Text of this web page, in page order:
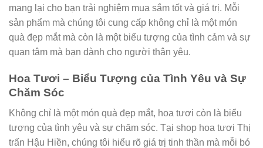
mang lại cho bạn trải nghiệm mua sắm tốt và giá trị. Mỗi
sản phẩm mà chúng tôi cung cấp không chỉ là một món
quà đẹp mắt mà còn là một biểu tượng của tình cảm và sự
quan tâm mà bạn dành cho người thân yêu.
Hoa Tươi – Biểu Tượng của Tình Yêu và Sự
Chăm Sóc
Không chỉ là một món quà đẹp mắt, hoa tươi còn là biểu
tượng của tình yêu và sự chăm sóc. Tại shop hoa tươi Thị
trấn Hậu Hiền, chúng tôi hiểu rõ giá trị tinh thần mà mỗi bó